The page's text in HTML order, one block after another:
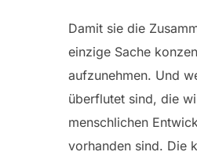
Damit sie die
einzige Sache
aufzunehmen. Und
überflutet sind, die
menschlichen
vorhanden sind. Die